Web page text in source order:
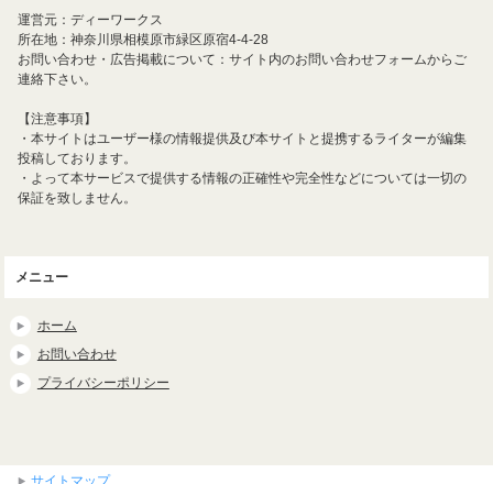
運営元：ディーワークス
所在地：神奈川県相模原市緑区原宿4-4-28
お問い合わせ・広告掲載について：サイト内のお問い合わせフォームからご
連絡下さい。
【注意事項】
・本サイトはユーザー様の情報提供及び本サイトと提携するライターが編集
投稿しております。
・よって本サービスで提供する情報の正確性や完全性などについては一切の
保証を致しません。
メニュー
ホーム
お問い合わせ
プライバシーポリシー